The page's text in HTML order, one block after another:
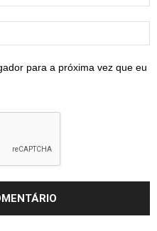
para a próxima vez que eu